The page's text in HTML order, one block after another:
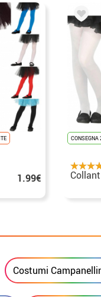
1.99€
CONSEGNA
Costumi